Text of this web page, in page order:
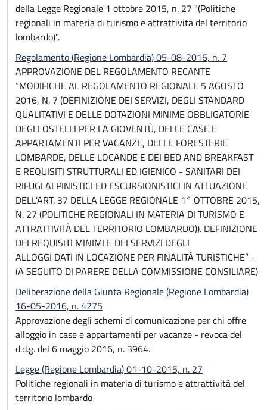
della Legge Regionale 1 ottobre 2015, n. 27 "(Politiche
regionali in materia di turismo e attrattività del territorio
lombardo)".
Regolamento (Regione Lombardia) 05-08-2016, n. 7
APPROVAZIONE DEL REGOLAMENTO RECANTE
“MODIFICHE AL REGOLAMENTO REGIONALE 5 AGOSTO
2016, N. 7 (DEFINIZIONE DEI SERVIZI, DEGLI STANDARD
QUALITATIVI E DELLE DOTAZIONI MINIME OBBLIGATORIE
DEGLI OSTELLI PER LA GIOVENTÙ, DELLE CASE E
APPARTAMENTI PER VACANZE, DELLE FORESTERIE
LOMBARDE, DELLE LOCANDE E DEI BED AND BREAKFAST
E REQUISITI STRUTTURALI ED IGIENICO - SANITARI DEI
RIFUGI ALPINISTICI ED ESCURSIONISTICI IN ATTUAZIONE
DELL'ART. 37 DELLA LEGGE REGIONALE 1° OTTOBRE 2015,
N. 27 (POLITICHE REGIONALI IN MATERIA DI TURISMO E
ATTRATTIVITÀ DEL TERRITORIO LOMBARDO)). DEFINIZIONE
DEI REQUISITI MINIMI E DEI SERVIZI DEGLI
ALLOGGI DATI IN LOCAZIONE PER FINALITÀ TURISTICHE” -
(A SEGUITO DI PARERE DELLA COMMISSIONE CONSILIARE)
Deliberazione della Giunta Regionale (Regione Lombardia)
16-05-2016, n. 4275
Approvazione degli schemi di comunicazione per chi offre
alloggio in case e appartamenti per vacanze - revoca del
d.d.g. del 6 maggio 2016, n. 3964.
Legge (Regione Lombardia) 01-10-2015, n. 27
Politiche regionali in materia di turismo e attrattività del
territorio lombardo